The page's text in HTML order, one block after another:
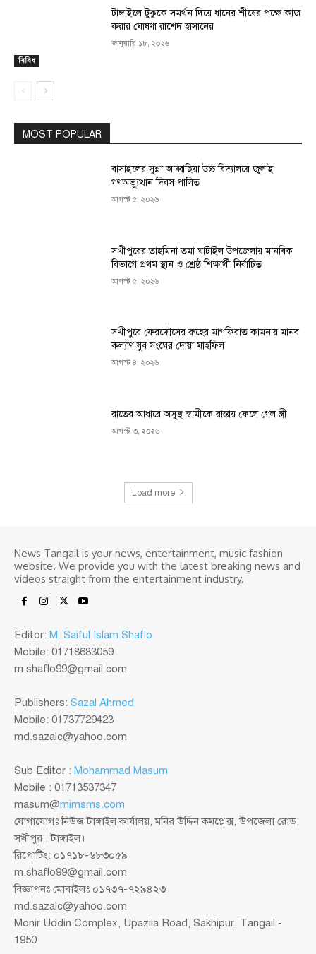
বিবিধ
টাঙ্গাইলে টুকুকে সমর্থন দিয়ে ধানের শীষের পক্ষে কাজ
করার ঘোষণা রাশেদ হাসানের
জানুয়ারি ১৮, ২০২৬
MOST POPULAR
বাসাইলের সুন্না আব্বাছিয়া উচ্চ বিদ্যালয়ে জুলাই
গণঅভ্যুত্থান দিবস পালিত
আগস্ট ৫, ২০২৬
সখীপুরের তাহমিনা তমা ঘাটাইল উপজেলায় মানবিক
বিভাগে প্রথম স্থান ও শ্রেষ্ঠ শিক্ষার্থী নির্বাচিত
আগস্ট ৫, ২০২৬
সখীপুরে ফেরদৌসের রুহের মাগফিরাত কামনায় মানব
কল্যাণ যুব সংঘের দোয়া মাহফিল
আগস্ট ৪, ২০২৬
রাতের আধারে অসুস্থ স্বামীকে রাস্তায় ফেলে গেল স্ত্রী
আগস্ট ৩, ২০২৬
Load more
News Tangail is your news, entertainment, music fashion
website. We provide you with the latest breaking news and
videos straight from the entertainment industry.
Editor: M. Saiful Islam Shaflo
Mobile: 01718683059
m.shaflo99@gmail.com
Publishers: Sazal Ahmed
Mobile: 01737729423
md.sazalc@yahoo.com
Sub Editor : Mohammad Masum
Mobile : 01713537347
masum@mimsms.com
যোগাযোগঃ নিউজ টাঙ্গাইল কার্যালয়, মনির উদ্দিন কমপ্লেক্স, উপজেলা রোড,
সখীপুর , টাঙ্গাইল।
রিপোটিং: ০১৭১৮-৬৮৩০৫৯
m.shaflo99@gmail.com
বিজ্ঞাপনঃ মোবাইলঃ ০১৭৩৭-৭২৯৪২৩
md.sazalc@yahoo.com
Monir Uddin Complex, Upazila Road, Sakhipur, Tangail -
1950